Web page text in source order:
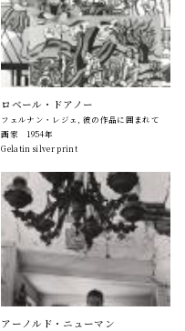
ロベール・ドアノー
フェルナン・レジェ, 彼の作品に囲まれて
画家 1954年
Gelatin silver print
アーノルド・ニューマン